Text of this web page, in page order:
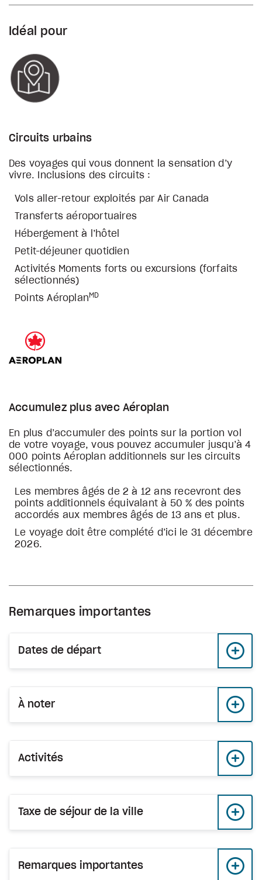
Idéal pour
Circuits urbains
Des voyages qui vous donnent la sensation d’y
vivre. Inclusions des circuits :
Vols aller-retour exploités par Air Canada
Transferts aéroportuaires
Hébergement à l’hôtel
Petit-déjeuner quotidien
Activités Moments forts ou excursions (forfaits
sélectionnés)
Points Aéroplan MD
Accumulez plus avec Aéroplan
En plus d’accumuler des points sur la portion vol
de votre voyage, vous pouvez accumuler jusqu’à 4
000 points Aéroplan additionnels sur les circuits
sélectionnés.
Les membres âgés de 2 à 12 ans recevront des
points additionnels équivalant à 50 % des points
accordés aux membres âgés de 13 ans et plus.
Le voyage doit être complété d’ici le 31 décembre
2026.
Remarques importantes
Dates de départ
À noter
Activités
Taxe de séjour de la ville
Remarques importantes